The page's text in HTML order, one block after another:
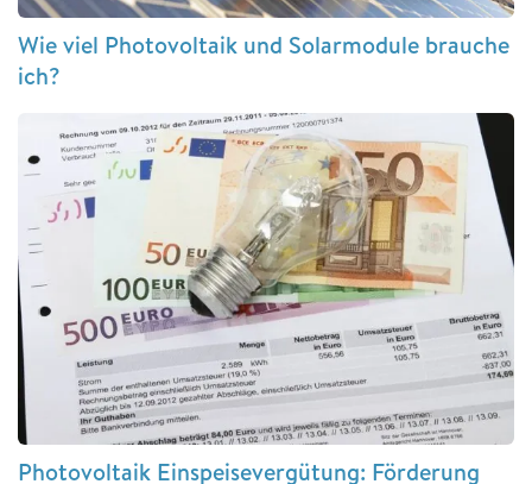
Wie viel Photovoltaik und Solarmodule brauche
ich?
Photovoltaik Einspeisevergütung: Förderung